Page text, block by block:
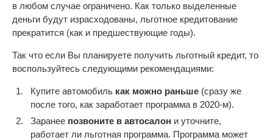
в любом случае ограничено. Как только выделенные
деньги будут израсходованы, льготное кредитование
прекратится (как и предшествующие годы).
Так что если Вы планируете получить льготный кредит, то
воспользуйтесь следующими рекомендациями:
Купите автомобиль как можно раньше (сразу же
после того, как заработает программа в 2020-м).
Заранее позвоните в автосалон и уточните,
работает ли льготная программа. Программа может